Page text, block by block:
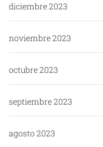
diciembre 2023
noviembre 2023
octubre 2023
septiembre 2023
agosto 2023